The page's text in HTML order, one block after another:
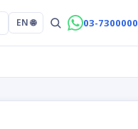
03-7300000
🌐 EN